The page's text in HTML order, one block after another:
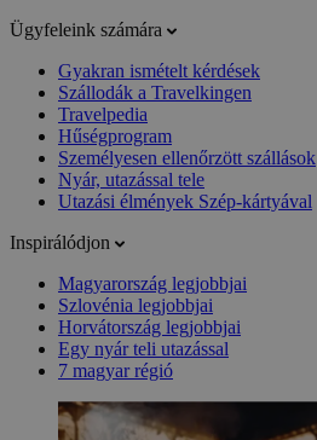
Ügyfeleink számára
Gyakran ismételt kérdések
Szállodák a Travelkingen
Travelpedia
Hűségprogram
Személyesen ellenőrzött szállások
Nyár, utazással tele
Utazási élmények Szép-kártyával
Inspirálódjon
Magyarország legjobbjai
Szlovénia legjobbjai
Horvátország legjobbjai
Egy nyár teli utazással
7 magyar régió